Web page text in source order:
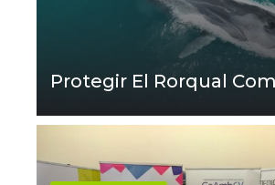
Protegir El Rorqual